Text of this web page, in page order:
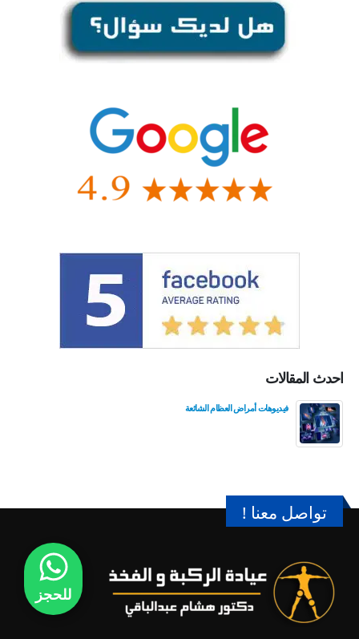
احدث المقالات
فيديوهات أمراض العظام الشائعة
تواصل معنا !
للحجز